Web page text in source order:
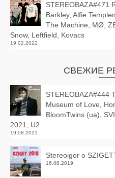
STEREOBAZA#471
Barkley, Alfie
The Machine, MØ,
Snow, Leftfield, Kovacs
19.02.2022
СВЕЖИЕ
STEREOBAZA#444
Museum of Love,
BloomTwins (ua),
2021, U2
19.08.2021
Stereoigor о
16.08.2019